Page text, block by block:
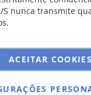
nunca transmite
ACEITAR COOKIES